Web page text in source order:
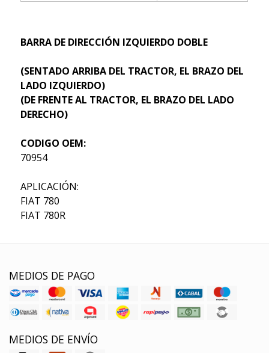
BARRA DE DIRECCIÓN IZQUIERDO DOBLE
(SENTADO ARRIBA DEL TRACTOR, EL BRAZO DEL
LADO IZQUIERDO)
(DE FRENTE AL TRACTOR, EL BRAZO DEL LADO
DERECHO)
CODIGO OEM:
70954
APLICACIÓN:
FIAT 780
FIAT 780R
MEDIOS DE PAGO
MEDIOS DE ENVÍO